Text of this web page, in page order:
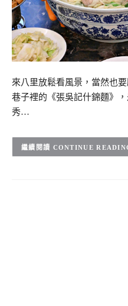
來八里放鬆看風景，當然也
巷子裡的《張吳記什錦麵》
秀…
CONTINUE